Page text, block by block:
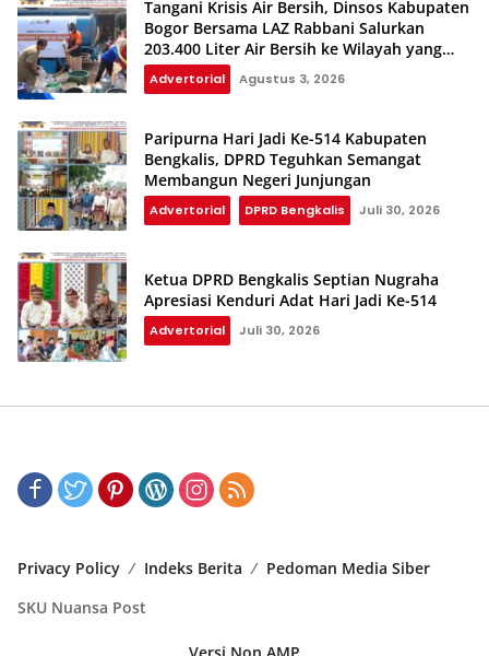
Tangani Krisis Air Bersih, Dinsos Kabupaten
Bogor Bersama LAZ Rabbani Salurkan
203.400 Liter Air Bersih ke Wilayah yang
Terdampak Kekeringan
Advertorial Agustus 3, 2026
Paripurna Hari Jadi Ke-514 Kabupaten
Bengkalis, DPRD Teguhkan Semangat
Membangun Negeri Junjungan
Advertorial DPRD Bengkalis Juli 30, 2026
Ketua DPRD Bengkalis Septian Nugraha
Apresiasi Kenduri Adat Hari Jadi Ke-514
Advertorial Juli 30, 2026
Privacy Policy Indeks Berita
Pedoman Media Siber
SKU Nuansa Post